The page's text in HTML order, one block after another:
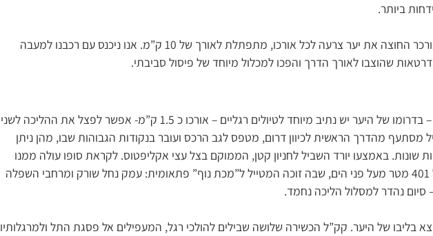
ביותר.
– דרך כורכר החוצה את יער צרעה לכל אורכו, מתפתלת לאורך של 10 ק”מ. אנו ניכנס עם רכבנו למעבה
– בדרומו של היער יש נתיב מיוחד לטיולים רגליים – אורכו כ 1.5 ק”מ- אפשר לפצל את ההליכה לשני
מסתעף מהדרך הראשית לכיוון דרום, מטפס לגב הרכס ועובר בנקודות הגבוהות שבו, מהן ניתן
שונות. באמצעו יורד השביל לחניון קטן, הממוקם בצל עצי אקליפטוס. לקראת סופו עולה ממנו
שביל לנקודת גובה של 401 מטר מעל פני הים, שבה זוכה המטייל ל”מכת נוף” פתאומית: עמק נחל שורק ומרחבי השפלה
סיום נהדר למסלול הליכה נחמד.
בליבו של היער. קק”ל הכשירה שלושה שבילים להולכי רגל, המעפילים אל פסגת התל ולמרגלותיו